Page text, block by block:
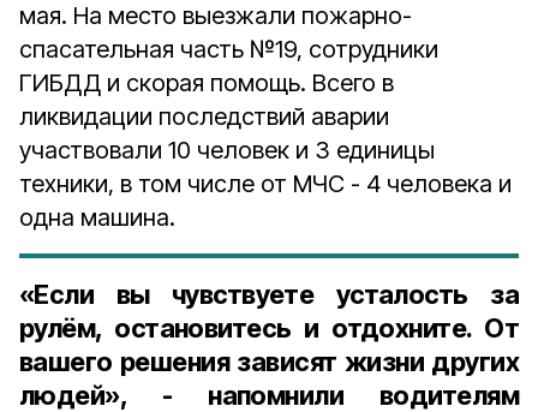
мая. На место выезжали пожарно-
спасательная часть №19, сотрудники
ГИБДД и скорая помощь. Всего в
ликвидации последствий аварии
участвовали 10 человек и 3 единицы
техники, в том числе от МЧС - 4 человека и
одна машина.
«Если вы чувствуете усталость за
рулём, остановитесь и отдохните. От
вашего решения зависят жизни других
людей», - напомнили водителям